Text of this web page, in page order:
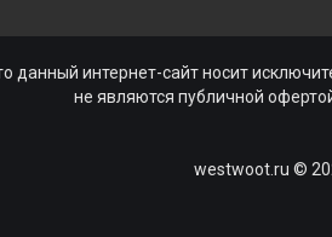
интернет-сайт носит
не являются публичной
westwoot.ru ©